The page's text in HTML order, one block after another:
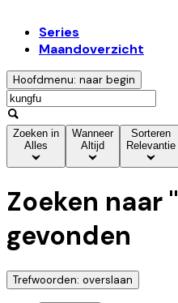
Series
Maandoverzicht
Hoofdmenu: naar begin
Zoeken in
Alles
Wanneer
Altijd
Sorteren
Relevantie
Zoeken naar "
gevonden
Trefwoorden: overslaan